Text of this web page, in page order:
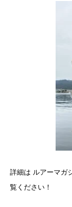
詳細は ルアーマガ
覧ください！